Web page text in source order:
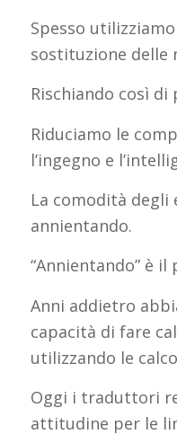
Spesso
sostituzione delle
Rischiando così
Riduciamo le
l’ingegno e
La comodità
annientando.
“Annientando” è
Anni addietro
capacità di fare
utilizzando le
Oggi i traduttori
attitudine per le